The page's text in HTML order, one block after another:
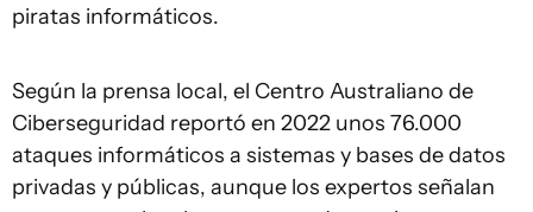
piratas informáticos.
Según la prensa local, el Centro Australiano de
Ciberseguridad reportó en 2022 unos 76.000
ataques informáticos a sistemas y bases de datos
privadas y públicas, aunque los expertos señalan